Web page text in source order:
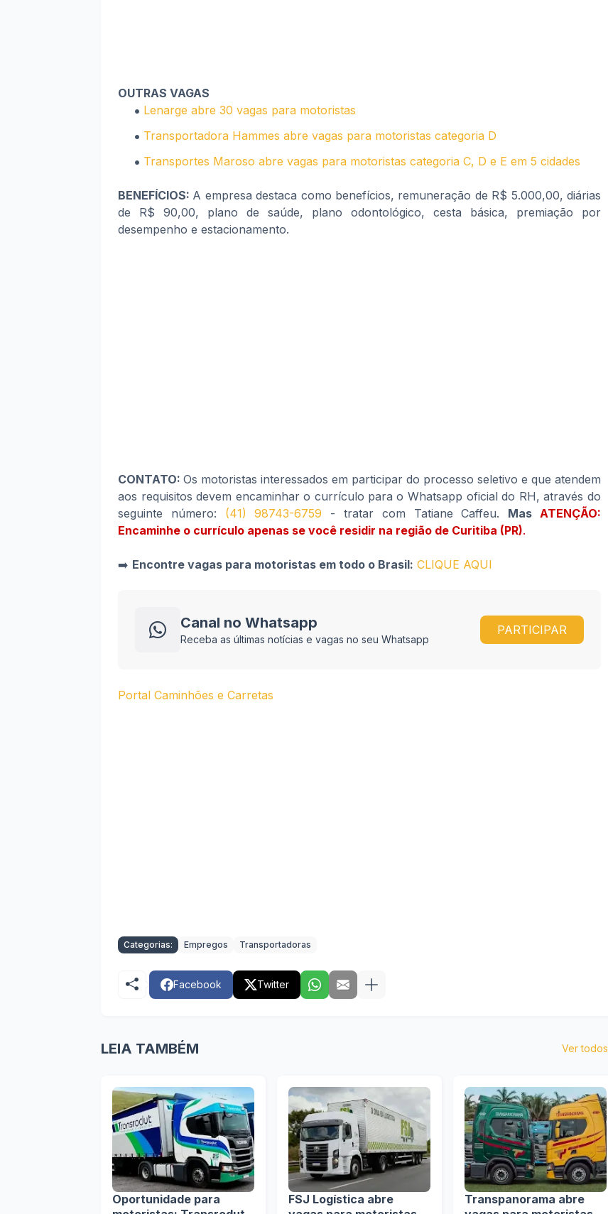
OUTRAS VAGAS
Lenarge abre 30 vagas para motoristas
Transportadora Hammes abre vagas para motoristas categoria D
Transportes Maroso abre vagas para motoristas categoria C, D e E em 5 cidades
BENEFÍCIOS: A empresa destaca como benefícios, remuneração de R$ 5.000,00, diárias
de R$ 90,00, plano de saúde, plano odontológico, cesta básica, premiação por
desempenho e estacionamento.
CONTATO: Os motoristas interessados em participar do processo seletivo e que atendem
aos requisitos devem encaminhar o currículo para o Whatsapp oficial do RH, através do
seguinte número: (41) 98743-6759 - tratar com Tatiane Caffeu. MasATENÇÃO:
Encaminhe o currículo apenas se você residir na região de Curitiba (PR).
➡️ Encontre vagas para motoristas em todo o Brasil: CLIQUE AQUI
Canal no Whatsapp
Receba as últimas notícias e vagas no seu Whatsapp
PARTICIPAR
Portal Caminhões e Carretas
Categorias: Empregos Transportadoras
Facebook Twitter
LEIA TAMBÉM Ver todos
Oportunidade para
FSJ Logística abre
Transpanorama abre